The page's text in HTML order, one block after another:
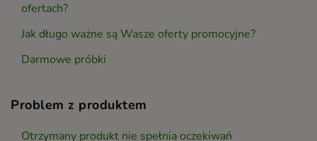
ofertach?
Jak długo ważne są Wasze oferty promocyjne?
Darmowe próbki
Problem z produktem
Otrzymany produkt nie spełnia oczekiwań